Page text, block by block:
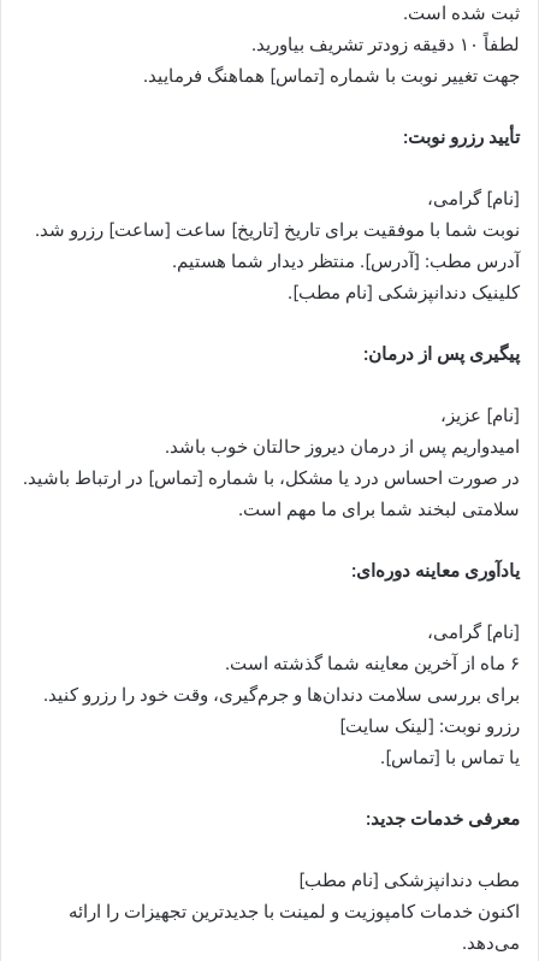
ثبت شده است.
لطفاً ۱۰ دقیقه زودتر تشریف بیاورید.
جهت تغییر نوبت با شماره [تماس] هماهنگ فرمایید.
تأیید رزرو نوبت:
[نام] گرامی،
نوبت شما با موفقیت برای تاریخ [تاریخ] ساعت [ساعت] رزرو شد.
آدرس مطب: [آدرس]. منتظر دیدار شما هستیم.
کلینیک دندانپزشکی [نام مطب].
پیگیری پس از درمان:
[نام] عزیز،
امیدواریم پس از درمان دیروز حالتان خوب باشد.
در صورت احساس درد یا مشکل، با شماره [تماس] در ارتباط باشید.
سلامتی لبخند شما برای ما مهم است.
یادآوری معاینه دوره‌ای:
[نام] گرامی،
۶ ماه از آخرین معاینه شما گذشته است.
برای بررسی سلامت دندان‌ها و جرم‌گیری، وقت خود را رزرو کنید.
رزرو نوبت: [لینک سایت]
یا تماس با [تماس].
معرفی خدمات جدید:
مطب دندانپزشکی [نام مطب]
اکنون خدمات کامپوزیت و لمینت با جدیدترین تجهیزات را ارائه
می‌دهد.